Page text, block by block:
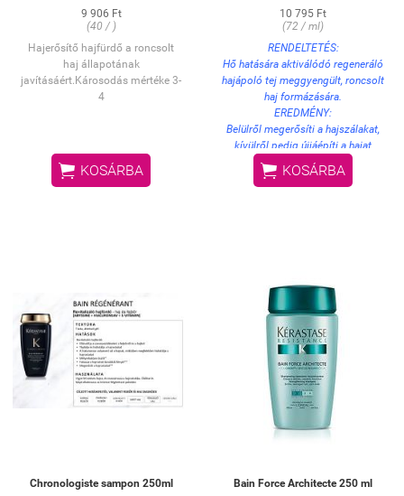
9 906 Ft
(40 / )
Hajerősítő hajfürdő a roncsolt
haj állapotának
javításáért.Károsodás mértéke 3-
4
 KOSÁRBA
10 795 Ft
(72 / ml)
RENDELTETÉS:
Hő hatására aktiválódó regeneráló
hajápoló tej meggyengült, roncsolt
haj formázására.
EREDMÉNY:
Belülről megerősíti a hajszálakat,
kívülről pedig újjáépíti a hajat
körülölelő természetes
védőréteget. Megóvja a hajat a hő
1-2 mogyorónyi terméket vigyen
fel tincsenként a megmosott,
törülközőszáraz hajra. Finoman
masszírozza bele a hajszálakba,
majd ritka fogú fésűvel
kíméletesen fésülje át a haját. NEM
KIÖBLÍTENDŐ! Körkefe
segítségével szárítsa meg haját.
Vagy formázza hajvasalóval:
először hajszárítóval kissé
azt (180°C az ideális
 KOSÁRBA
Chronologiste sampon 250ml
Bain Force Architecte 250 ml